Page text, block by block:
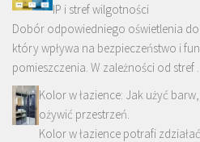
IP i stref wilgotności
Dobór odpowiedniego oświetlenia do
który wpływa na bezpieczeństwo i
pomieszczenia. W zależności od stref …
Kolor w łazience: Jak użyć
ożywić przestrzeń.
Kolor w łazience potrafi